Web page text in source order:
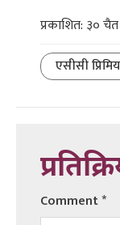
प्रकाशित: ३०
एसीसी
Comment*